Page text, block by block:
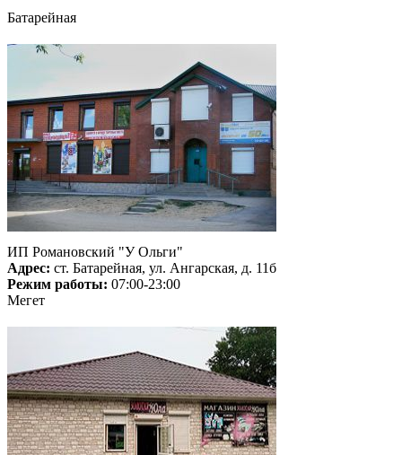
Батарейная
ИП Романовский "У Ольги"
Адрес: ст. Батарейная, ул. Ангарская, д. 11б
Режим работы: 07:00-23:00
Мегет